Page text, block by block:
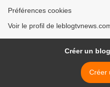
Préférences cookies
Voir le profil de
Créer un
Créer